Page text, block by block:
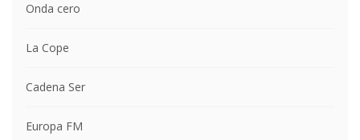
Onda cero
La Cope
Cadena Ser
Europa FM